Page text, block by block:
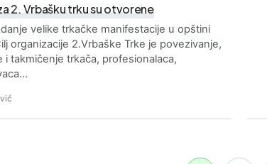
2. Vrbašku trku su otvorene
velike trkačke manifestacije u opštini
organizacije 2.Vrbaške Trke je povezivanje,
i takmičenje trkača, profesionalaca,